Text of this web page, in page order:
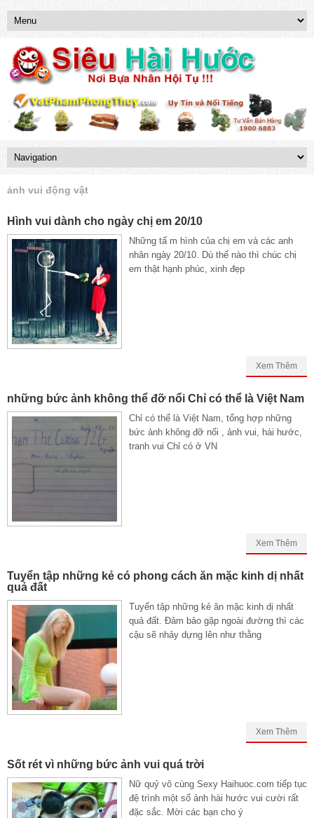
ảnh vui động vật
Hình vui dành cho ngày chị em 20/10
Những tấ m hình của chị em và các anh
nhân ngày 20/10. Dù thế nào thì chúc chị
em thật hạnh phúc, xinh đẹp
Xem Thêm
những bức ảnh không thể đỡ nổi Chỉ có thể là Việt Nam
Chỉ có thể là Việt Nam, tổng hợp những
bức ảnh không đỡ nổi , ảnh vui, hài hước,
tranh vui Chỉ có ở VN
Xem Thêm
Tuyển tập những kẻ có phong cách ăn mặc kinh dị nhất
quả đất
Tuyển tập những kẻ ăn mặc kinh dị nhất
quả đất. Đảm bảo gặp ngoài đường thì các
cậu sẽ nhảy dựng lên như thằng
Xem Thêm
Sốt rét vì những bức ảnh vui quá trời
Nữ quỷ vô cùng Sexy Haihuoc.com tiếp tục
đệ trình một số ảnh hài hước vui cười rất
đặc sắc. Mời các bạn cho ý